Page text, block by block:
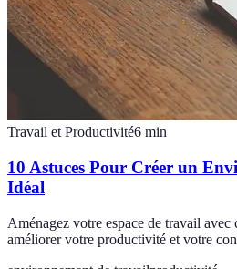
Travail et Productivité6 min
10 Astuces Pour Créer un
Idéal
Aménagez votre espace de travail avec
améliorer votre productivité et votre